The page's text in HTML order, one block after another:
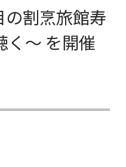
割烹旅館寿
く～ を開催